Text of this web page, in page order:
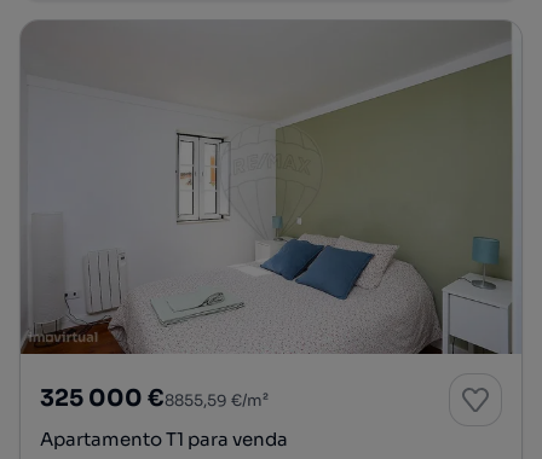
325 000 €8855,59 €/m²
Apartamento T1 para venda